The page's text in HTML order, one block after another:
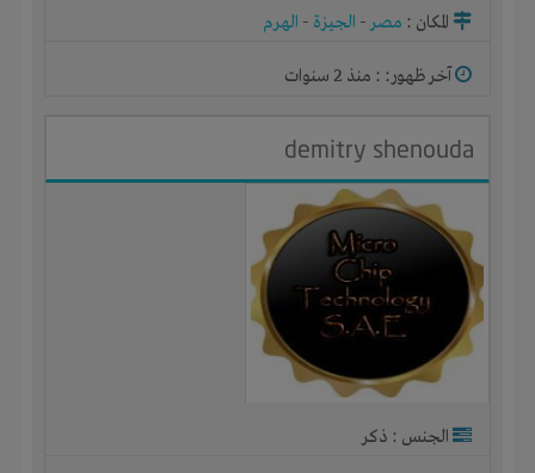
المكان : مصر- الجيزة - الهرم
آخر ظهور: : منذ 2 سنوات
demitry shenouda
الجنس : ذكر